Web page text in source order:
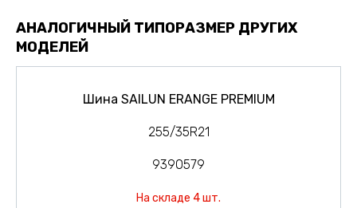
АНАЛОГИЧНЫЙ ТИПОРАЗМЕР ДРУГИХ
МОДЕЛЕЙ
Шина SAILUN ERANGE PREMIUM
255/35R21
9390579
На складе 4 шт.